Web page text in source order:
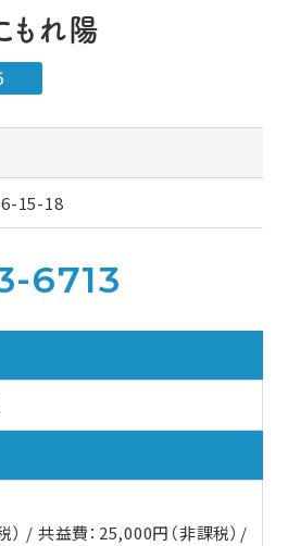
もれ陽
15-18
6713
） / 共益費：25,000円（非課税）/